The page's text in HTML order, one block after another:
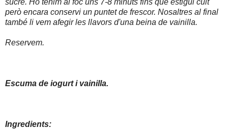
però encara conservi un puntet de frescor. Nosaltres al final
també li vem afegir les llavors d'una beina de vainilla.
Reservem.
Escuma de iogurt i vainilla.
Ingredients: